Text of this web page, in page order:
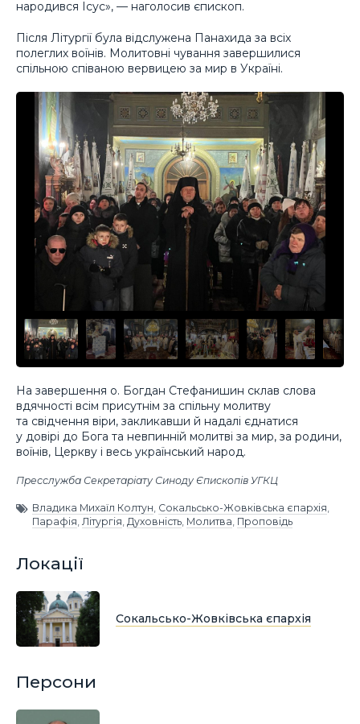
народився Ісус», — наголосив єпископ.
Після Літургії була відслужена Панахида за всіх
полеглих воїнів. Молитовні чування завершилися
спільною співаною вервицею за мир в Україні.
На завершення о. Богдан Стефанишин склав слова
вдячності всім присутнім за спільну молитву
та свідчення віри, закликавши й надалі єднатися
у довірі до Бога та невпинній молитві за мир, за родини,
воїнів, Церкву і весь український народ.
Пресслужба Секретаріату Синоду Єпископів УГКЦ
Владика Михаїл Колтун, Сокальсько-Жовківська єпархія,
Парафія, Літургія, Духовність, Молитва, Проповідь
Локації
Сокальсько-Жовківська єпархія
Персони